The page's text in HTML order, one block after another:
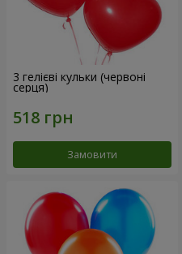
3 гелієві кульки (червоні
серця)
Замовити